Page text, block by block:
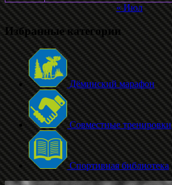
« Июл
Избранные категории
Дёминский марафон
Совместные тренировки
Спортивная библиотека